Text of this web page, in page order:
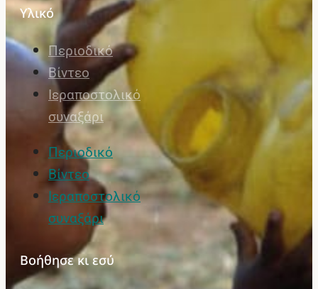
Υλικό
Περιοδικό
Βίντεο
Ιεραποστολικό
συναξάρι
Περιοδικό
Βίντεο
Ιεραποστολικό
συναξάρι
Βοήθησε κι εσύ